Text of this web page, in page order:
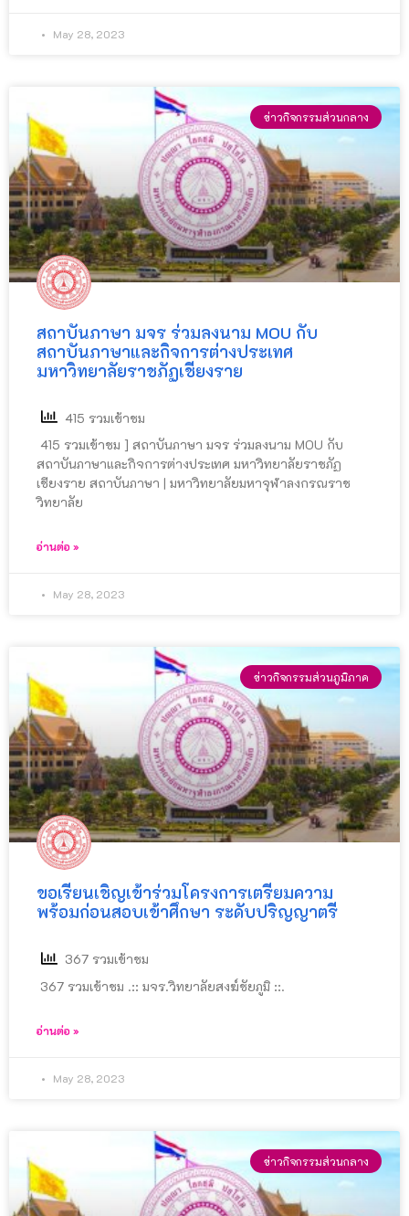
May 28, 2023
ข่าวกิจกรรมส่วนกลาง
สถาบันภาษา มจร ร่วมลงนาม MOU กับ
สถาบันภาษาและกิจการต่างประเทศ
มหาวิทยาลัยราชภัฏเชียงราย
415 รวมเข้าชม
415 รวมเข้าชม ] สถาบันภาษา มจร ร่วมลงนาม MOU กับ
สถาบันภาษาและกิจการต่างประเทศ มหาวิทยาลัยราชภัฏ
เชียงราย สถาบันภาษา | มหาวิทยาลัยมหาจุฬาลงกรณราช
วิทยาลัย
อ่านต่อ »
May 28, 2023
ข่าวกิจกรรมส่วนภูมิภาค
ขอเรียนเชิญเข้าร่วมโครงการเตรียมความ
พร้อมก่อนสอบเข้าศึกษา ระดับปริญญาตรี
367 รวมเข้าชม
367 รวมเข้าชม .:: มจร.วิทยาลัยสงฆ์ชัยภูมิ ::.
อ่านต่อ »
May 28, 2023
ข่าวกิจกรรมส่วนกลาง